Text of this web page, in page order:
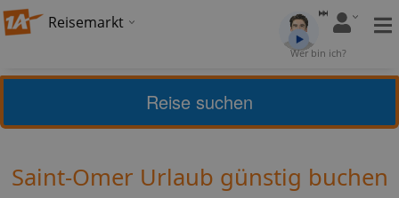
Reisemarkt
Wer bin ich?
Frankreich Saint-Omer
4,22(28) Bewerten
Saint-Omer Urlaub günstig buchen
Reise suchen